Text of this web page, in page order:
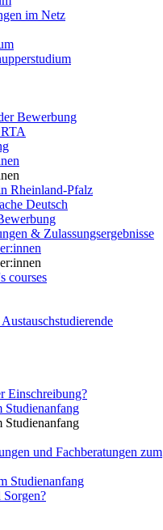
im Netz
Bewerbung
Rheinland-Pfalz
Deutsch
& Zulassungsergebnisse
courses
Einschreibung?
Studienanfang
Studienanfang
und Fachberatungen zum
Studienanfang